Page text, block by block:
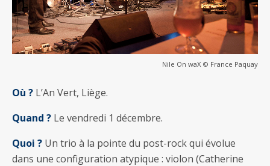
Nile On waX © France Paquay
Où ? L’An Vert, Liège.
Quand ? Le vendredi 1 décembre.
Quoi ? Un trio à la pointe du post-rock qui évolue
dans une configuration atypique : violon (Catherine